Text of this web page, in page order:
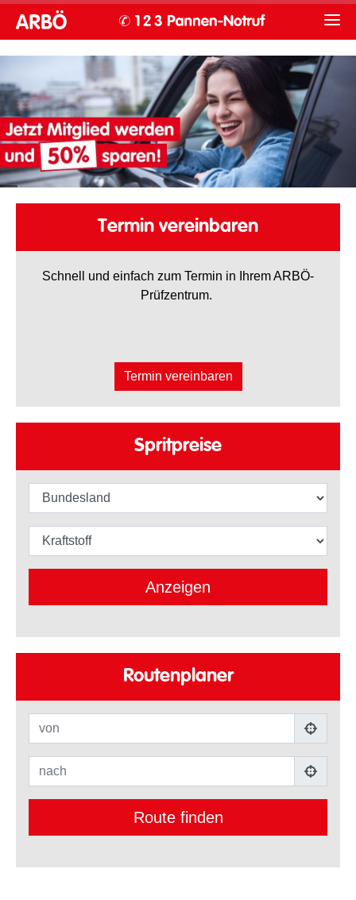
Termin vereinbaren
Schnell und einfach zum Termin in Ihrem ARBÖ-
Prüfzentrum.
Termin vereinbaren
Spritpreise
Bundesland
Kraftstoffart
Anzeigen
Routenplaner
Route finden